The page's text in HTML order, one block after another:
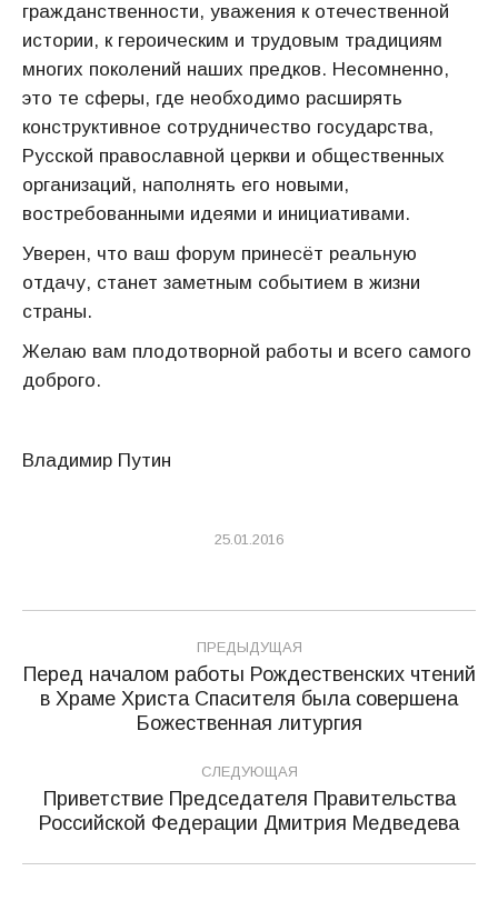
гражданственности, уважения к отечественной
истории, к героическим и трудовым традициям
многих поколений наших предков. Несомненно,
это те сферы, где необходимо расширять
конструктивное сотрудничество государства,
Русской православной церкви и общественных
организаций, наполнять его новыми,
востребованными идеями и инициативами.
Уверен, что ваш форум принесёт реальную
отдачу, станет заметным событием в жизни
страны.
Желаю вам плодотворной работы и всего самого
доброго.
Владимир Путин
25.01.2016
Навигация
по
записям
ПРЕДЫДУЩАЯ
Предыдущая
запись:
Перед началом работы Рождественских чтений
в Храме Христа Спасителя была совершена
Божественная литургия
СЛЕДУЮЩАЯ
Следующая
запись:
Приветствие Председателя Правительства
Российской Федерации Дмитрия Медведева